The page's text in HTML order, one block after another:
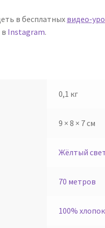
в бесплатных видео-
Instagram.
0,1 кг
9 × 8 × 7 см
Жёлтый
70 метров
100% хлопок